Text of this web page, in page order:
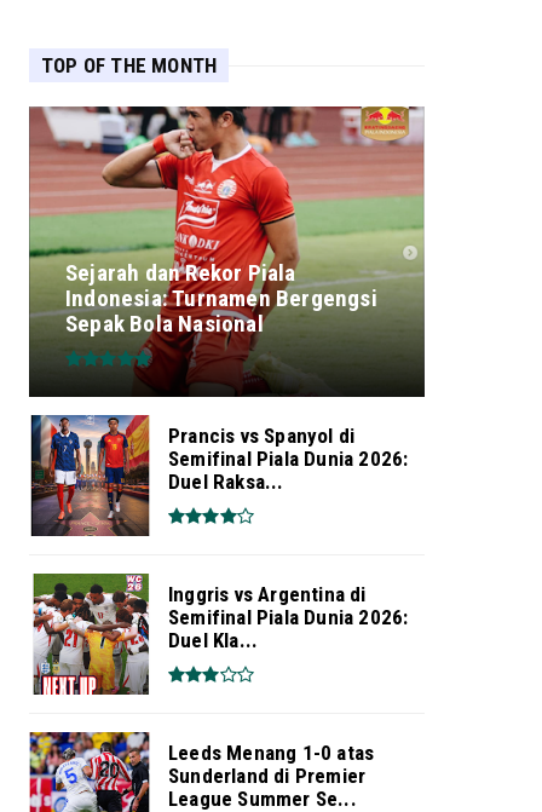
TOP OF THE MONTH
Sejarah dan Rekor Piala
Indonesia: Turnamen Bergengsi
Sepak Bola Nasional
Prancis vs Spanyol di
Semifinal Piala Dunia 2026:
Duel Raksa...
Inggris vs Argentina di
Semifinal Piala Dunia 2026:
Duel Kla...
Leeds Menang 1-0 atas
Sunderland di Premier
League Summer Se...